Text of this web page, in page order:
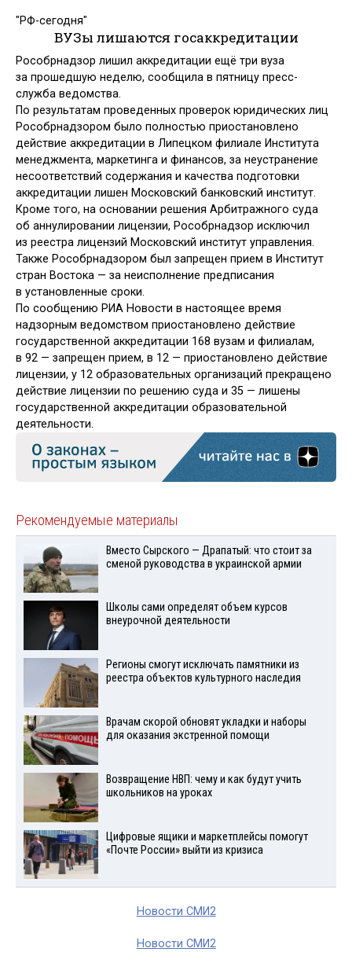
"РФ-сегодня"
ВУЗы лишаются госаккредитации
Рособрнадзор лишил аккредитации ещё три вуза
за прошедшую неделю, сообщила в пятницу пресс-
служба ведомства.
По результатам проведенных проверок юридических лиц
Рособрнадзором было полностью приостановлено
действие аккредитации в Липецком филиале Института
менеджмента, маркетинга и финансов, за неустранение
несоответствий содержания и качества подготовки
аккредитации лишен Московский банковский институт.
Кроме того, на основании решения Арбитражного суда
об аннулировании лицензии, Рособрнадзор исключил
из реестра лицензий Московский институт управления.
Также Рособрнадзором был запрещен прием в Институт
стран Востока — за неисполнение предписания
в установленные сроки.
По сообщению РИА Новости в настоящее время
надзорным ведомством приостановлено действие
государственной аккредитации 168 вузам и филиалам,
в 92 — запрещен прием, в 12 — приостановлено действие
лицензии, у 12 образовательных организаций прекращено
действие лицензии по решению суда и 35 — лишены
государственной аккредитации образовательной
деятельности.
Рекомендуемые материалы
Вместо Сырского — Драпатый: что стоит за
сменой руководства в украинской армии
Школы сами определят объем курсов
внеурочной деятельности
Регионы смогут исключать памятники из
реестра объектов культурного наследия
Врачам скорой обновят укладки и наборы
для оказания экстренной помощи
Возвращение НВП: чему и как будут учить
школьников на уроках
Цифровые ящики и маркетплейсы помогут
«Почте России» выйти из кризиса
Новости СМИ2
Новости СМИ2